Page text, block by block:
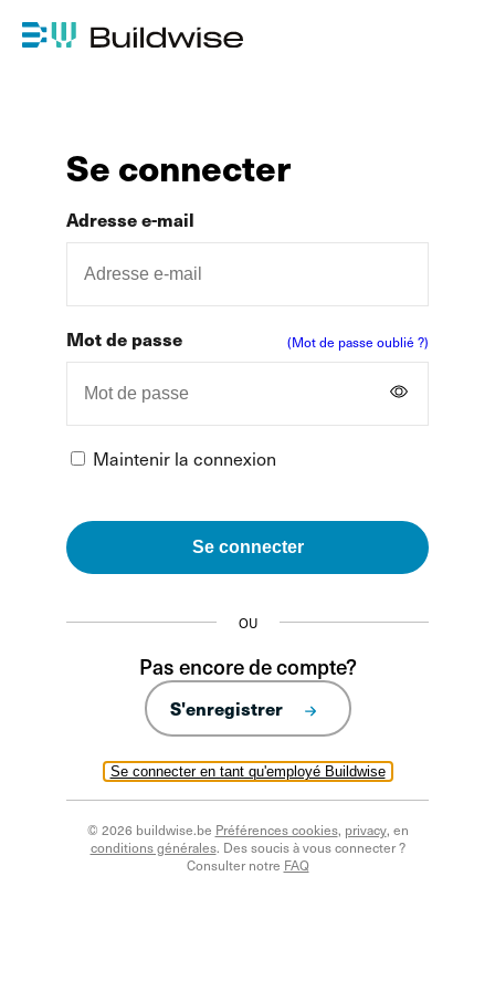
Se connecter
Se connecter en tant qu'employé Buildwise
Adresse e-mail
Mot de passe (Mot de passe oublié ?)
Maintenir la connexion
Se connecter
OU
Pas encore de compte?
S'enregistrer
© 2026 buildwise.be Préférences cookies, privacy, en
conditions générales. Des soucis à vous connecter ?
Consulter notre FAQ